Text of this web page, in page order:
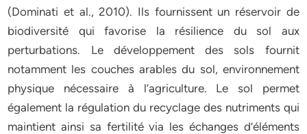
(Dominati et al., 2010). Ils fournissent un réservoir de
biodiversité qui favorise la résilience du sol aux
perturbations. Le développement des sols fournit
notamment les couches arables du sol, environnement
physique nécessaire à l’agriculture. Le sol permet
également la régulation du recyclage des nutriments qui
maintient ainsi sa fertilité via les échanges d’éléments